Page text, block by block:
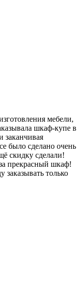
мебели,
шкаф-купе в
заканчивая
было сделано очень
скидку сделали!
прекрасный шкаф!
заказывать только